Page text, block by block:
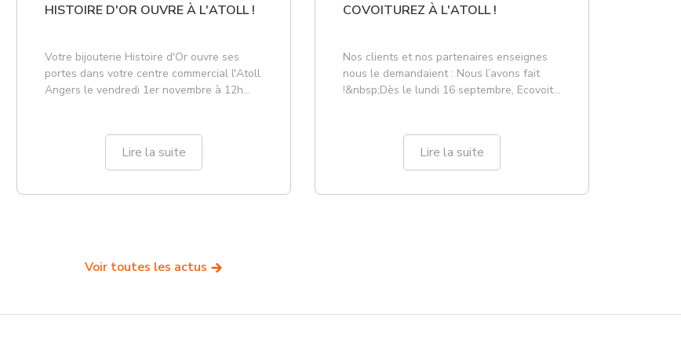
b56rb9a3evydonzq-
HISTOIRE D'OR OUVRE À L'ATOLL !
Votre bijouterie Histoire d'Or ouvre ses
portes dans votre centre commercial l'Atoll
Angers le vendredi 1er novembre à 12h
emportent et nous poussent.D'histoires
d'amitiés et d'amour.D'histoires petites ou
Lire la suite
COVOITUREZ À L'ATOLL !
Nos clients et nos partenaires enseignes
nous le demandaient : Nous l’avons fait
!&nbsp;Dès le lundi 16 septembre, Ecovoit',
internet pour faciliter vos arrivées et
départs du centre.Son utilisation est
complèteme...
Lire la suite
Voir toutes les actus